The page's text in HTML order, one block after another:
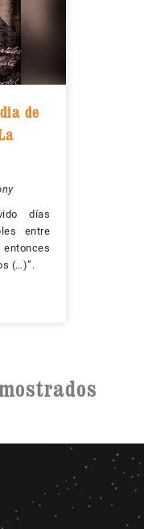
de
días
entre
(…)”.